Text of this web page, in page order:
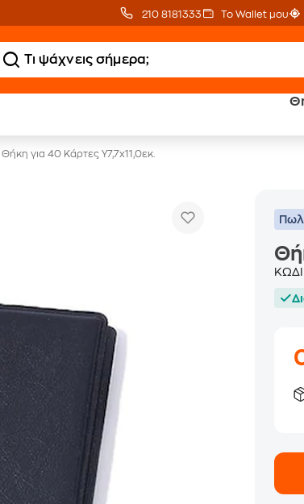
210 8181333 Το Wallet μου
Θήκη για 40 Κάρτες Υ7,7x11,0εκ.